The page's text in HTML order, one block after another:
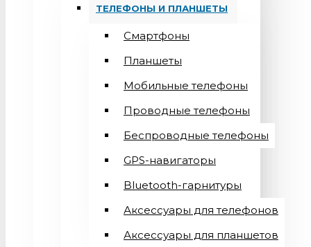
ТЕЛЕФОНЫ И ПЛАНШЕТЫ
Смартфоны
Планшеты
Мобильные телефоны
Проводные телефоны
Беспроводные телефоны
GPS-навигаторы
Bluetooth-гарнитуры
Аксессуары для телефонов
Аксессуары для планшетов